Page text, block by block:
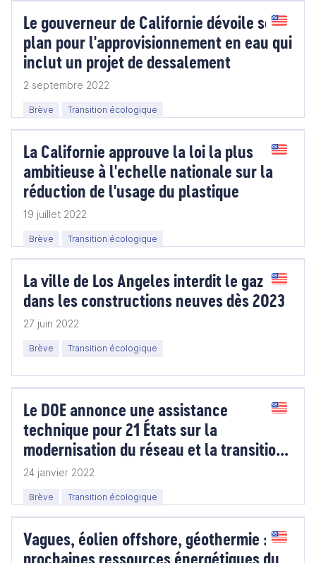
Le gouverneur de Californie dévoile son
plan pour l'approvisionnement en eau qui
inclut un projet de dessalement
2 septembre 2022
Brève Transition écologique
La Californie approuve la loi la plus
ambitieuse à l'echelle nationale sur la
réduction de l'usage du plastique
19 juillet 2022
Brève Transition écologique
La ville de Los Angeles interdit le gaz
dans les constructions neuves dès 2023
27 juin 2022
Brève Transition écologique
Le DOE annonce une assistance
technique pour 21 États sur la
modernisation du réseau et la transition
énergétique
24 janvier 2022
Brève Transition écologique
Vagues, éolien offshore, géothermie :